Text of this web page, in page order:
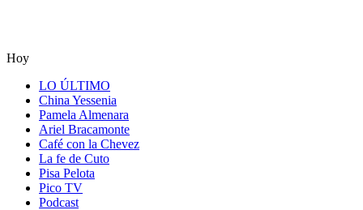
Hoy
LO ÚLTIMO
China Yessenia
Pamela Almenara
Ariel Bracamonte
Café con la Chevez
La fe de Cuto
Pisa Pelota
Pico TV
Podcast